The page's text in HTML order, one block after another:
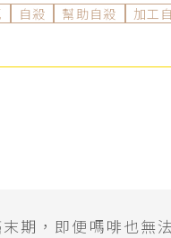
自殺 幫助自殺 加工
期，即便嗎啡也無